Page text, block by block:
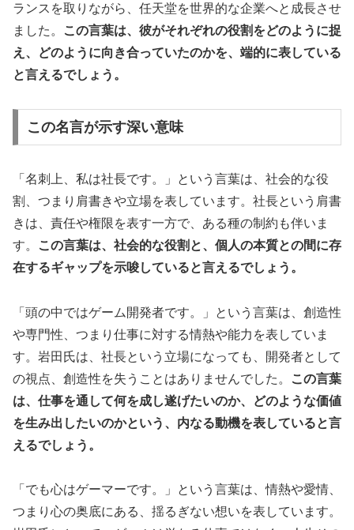
ランスを取りながら、任天堂を世界的な企業へと成長させ
ました。
この言葉は、彼がそれぞれの役割をどのように捉
え、どのように向き合っていたのかを、端的に表している
と言えるでしょう。
この名言が示す深い意味
「名刺上、私は社長です。」という言葉は、社会的な役
割、つまり肩書きや立場を表しています。社長という肩書
きは、責任や権限を表す一方で、ある種の制約も伴いま
す。
この言葉は、社会的な役割と、個人の本質との間に存
在するギャップを示唆していると言えるでしょう。
「頭の中ではゲーム開発者です。」という言葉は、創造性
や専門性、つまり仕事に対する情熱や能力を表していま
す。岩田氏は、社長という立場になっても、開発者として
の視点、創造性を失うことはありませんでした。
この言葉
は、仕事を通して何を成し遂げたいのか、どのような価値
を生み出したいのかという、内なる動機を表していると言
えるでしょう。
「でも心はゲーマーです。」という言葉は、情熱や愛情、
つまり心の奥底にある、揺るぎない想いを表しています。